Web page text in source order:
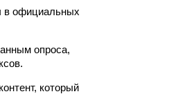
в официальных
опроса,
который